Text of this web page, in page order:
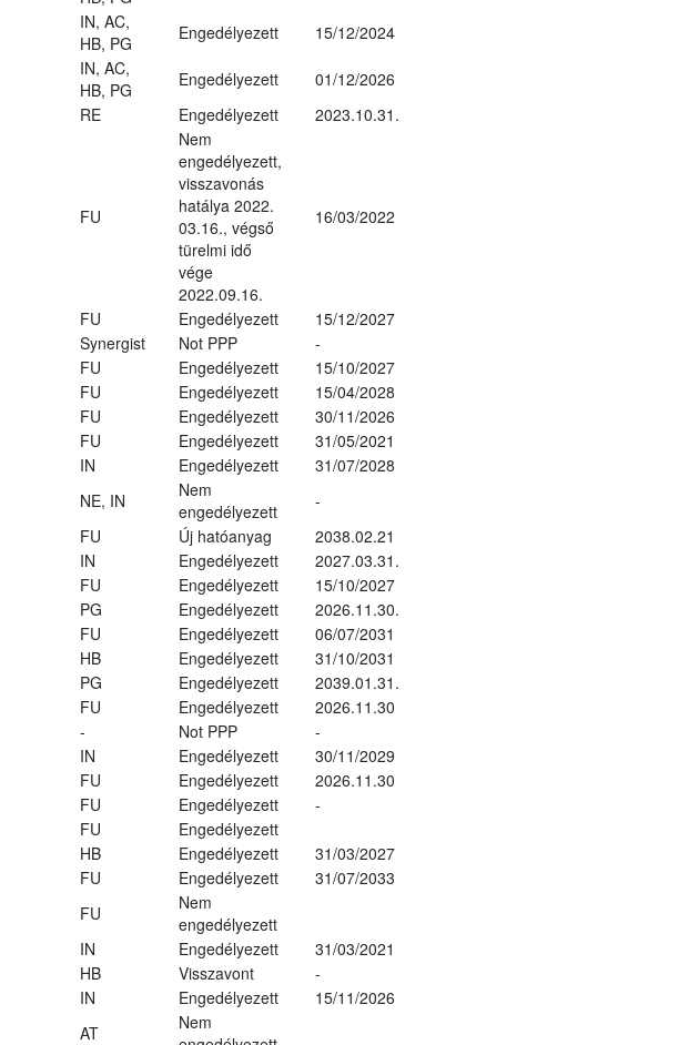
IN, AC,
HB, PG
Engedélyezett 15/12/2024
IN, AC,
HB, PG
Engedélyezett
01/12/2026
RE Engedélyezett 2023.10.31.
FU
Nem
engedélyezett,
visszavonás
hatálya 2022.
03.16., végső
türelmi idő
vége
2022.09.16.
16/03/2022
FU Engedélyezett
15/12/2027
Synergist Not PPP
-
FU Engedélyezett
15/10/2027
FU Engedélyezett
15/04/2028
FU Engedélyezett
30/11/2026
FU Engedélyezett
31/05/2021
IN Engedélyezett
31/07/2028
NE, IN
Nem
engedélyezett
-
FU Új hatóanyag
2038.02.21
IN Engedélyezett
2027.03.31.
FU Engedélyezett
15/10/2027
PG Engedélyezett
2026.11.30.
FU Engedélyezett
06/07/2031
HB Engedélyezett
31/10/2031
PG Engedélyezett
2039.01.31.
FU Engedélyezett
2026.11.30
- Not PPP
-
IN Engedélyezett
30/11/2029
FU Engedélyezett
2026.11.30
FU Engedélyezett
-
FU
Engedélyezett
HB Engedélyezett
31/03/2027
FU Engedélyezett
31/07/2033
FU
Nem
engedélyezett
IN Engedélyezett
31/03/2021
HB Visszavont
-
IN Engedélyezett
15/11/2026
AT
Nem